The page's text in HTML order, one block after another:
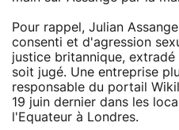
Pour rappel, Julian
consenti et d'agression
justice britannique,
soit jugé. Une entreprise
responsable du portail
19 juin dernier dans les
l'Equateur à Londres.